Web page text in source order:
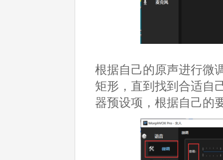
根据自己的原声进行微
矩形，直到找到合适自
器预设项，根据自己的